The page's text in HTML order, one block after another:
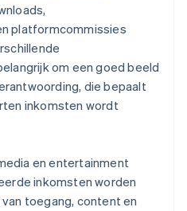
platformcommissies
om een goed beeld
die bepaalt
inkomsten wordt
en entertainment
inkomsten worden
toegang, content en